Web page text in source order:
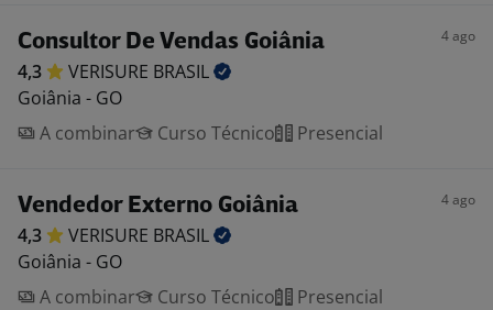
Consultor De Vendas Goiânia 4 ago
4,3 VERISURE BRASIL
Goiânia - GO
A combinar
Curso Técnico Presencial
Vendedor Externo Goiânia 4 ago
4,3 VERISURE BRASIL
Goiânia - GO
A combinar
Curso Técnico Presencial